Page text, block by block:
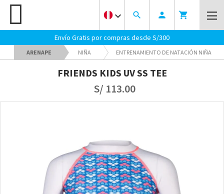
keyboard_arrow_down search person shopping_cart
Envío Gratis por compras desde S/300
ARENAPE NIÑA ENTRENAMIENTO DE NATACIÓN NIÑA
FRIENDS KIDS UV SS TEE
S/ 113.00